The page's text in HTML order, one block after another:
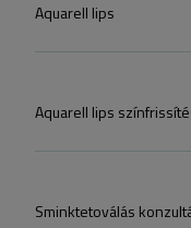
Aquarell lips
Aquarell lips
Sminktetoválás